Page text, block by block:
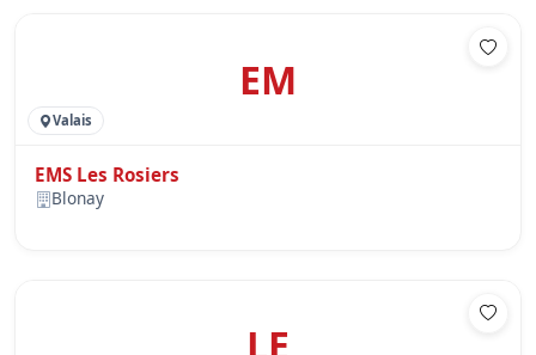
EM
Valais
EMS Les Rosiers
Blonay